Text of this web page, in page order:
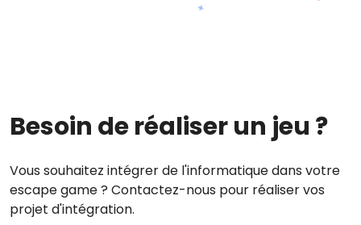
Besoin de réaliser un jeu ?
Vous souhaitez intégrer de l'informatique dans votre
escape game ? Contactez-nous pour réaliser vos
projet d'intégration.